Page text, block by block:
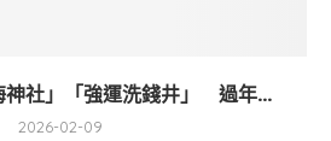
神社」「強運洗錢井」 過年...
2026-02-09